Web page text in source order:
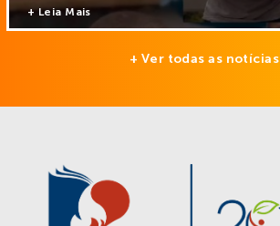
+ Leia Mais
+ Ver todas as notícias